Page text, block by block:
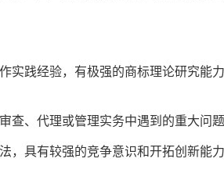
践经验，有极强的商标理论研究能
、代理或管理实务中遇到的重大问题
具有较强的竞争意识和开拓创新能